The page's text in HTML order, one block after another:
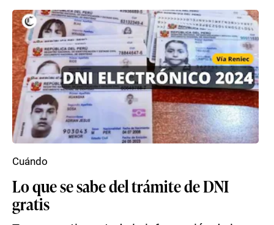
Lo que se sabe del trámite de DNI
gratis
Cuándo